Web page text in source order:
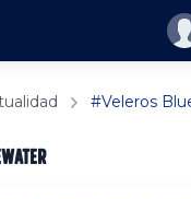
#Veleros